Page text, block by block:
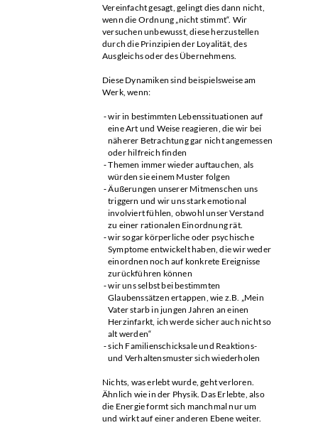
Vereinfacht gesagt, gelingt dies dann nicht,
wenn die Ordnung „nicht stimmt“. Wir
versuchen unbewusst, diese herzustellen
durch die Prinzipien der Loyalität, des
Ausgleichs oder des Übernehmens.
Diese Dynamiken sind beispielsweise am
Werk, wenn:
wir in bestimmten Lebenssituationen auf
eine Art und Weise reagieren, die wir bei
näherer Betrachtung gar nicht angemessen
oder hilfreich finden
Themen immer wieder auftauchen, als
würden sie einem Muster folgen
Äußerungen unserer Mitmenschen uns
triggern und wir uns stark emotional
involviert fühlen, obwohl unser Verstand
zu einer rationalen Einordnung rät.
wir sogar körperliche oder psychische
Symptome entwickelt haben, die wir weder
einordnen noch auf konkrete Ereignisse
zurückführen können
wir uns selbst bei bestimmten
Glaubenssätzen ertappen, wie z.B. „Mein
Vater starb in jungen Jahren an einen
Herzinfarkt, ich werde sicher auch nicht so
alt werden“
sich Familienschicksale und Reaktions-
und Verhaltensmuster sich wiederholen
Nichts, was erlebt wurde, geht verloren.
Ähnlich wie in der Physik. Das Erlebte, also
die Energie formt sich manchmal nur um
und wirkt auf einer anderen Ebene weiter.